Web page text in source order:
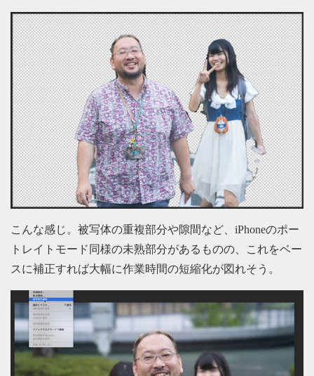
こんな感じ。被写体の重複部分や隙間など、iPhoneのポー
トレイトモード同様の未熟部分があるものの、これをベー
スに補正すれば大幅に作業時間の短縮化が図れそう。